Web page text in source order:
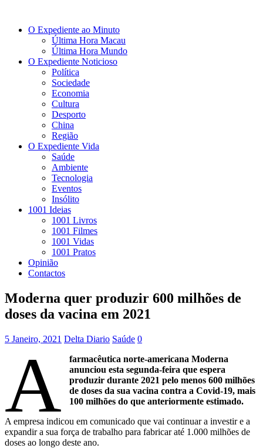
O Expediente ao Minuto
Última Hora Macau
Última Hora Mundo
O Expediente Noticioso
Política
Sociedade
Economia
Cultura
Desporto
China
Região
O Expediente Vida
Saúde
Ambiente
Tecnologia
Eventos
Insólito
1001 Ideias
1001 Livros
1001 Filmes
1001 Vidas
1001 Pratos
Opinião
Contactos
Moderna quer produzir 600 milhões de
doses da vacina em 2021
5 Janeiro, 2021 Delta Diario Saúde 0
A
farmacêutica norte-americana Moderna
anunciou esta segunda-feira que espera
produzir durante 2021 pelo menos 600 milhões
de doses da sua vacina contra a Covid-19, mais
100 milhões do que anteriormente estimado.
A empresa indicou em comunicado que vai continuar a investir e a
expandir a sua força de trabalho para fabricar até 1.000 milhões de
doses ao longo deste ano.